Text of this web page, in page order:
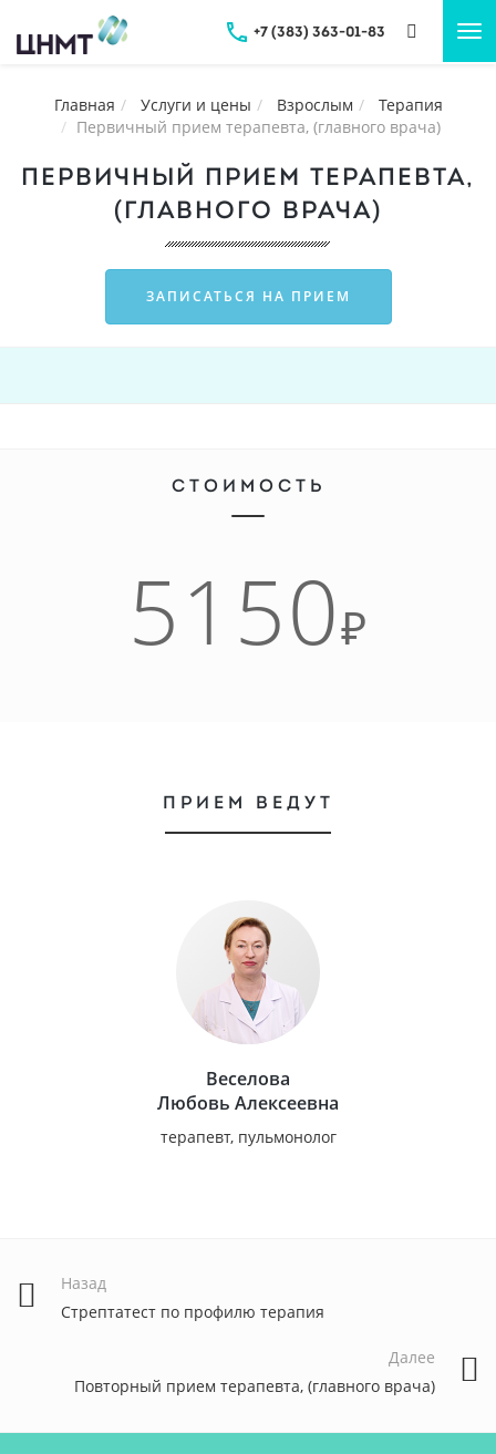
+7 (383) 363-01-83
Главная Услуги и цены Взрослым
Терапия
Первичный прием терапевта, (главного врача)
ПЕРВИЧНЫЙ ПРИЕМ ТЕРАПЕВТА,
(ГЛАВНОГО ВРАЧА)
ЗАПИСАТЬСЯ НА ПРИЕМ
СТОИМОСТЬ
5150₽
ПРИЕМ ВЕДУТ
Веселова
Любовь Алексеевна
терапевт, пульмонолог
Назад
Стрептатест по профилю терапия
Далее
Повторный прием терапевта, (главного врача)